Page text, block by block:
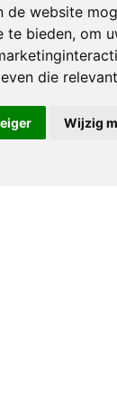
de website
te bieden, om
die
Wijzig